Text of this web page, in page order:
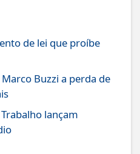
de lei que proíbe
Buzzi a perda de
lançam